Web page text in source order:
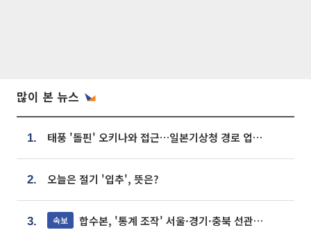
많이 본 뉴스
1. 태풍 '돌핀' 오키나와 접근…일본기상청 경로 업데이트
2. 오늘은 절기 '입추', 뜻은?
3. 속보 합수본, '통계 조작' 서울·경기·충북 선관위 등 추가 압수수색